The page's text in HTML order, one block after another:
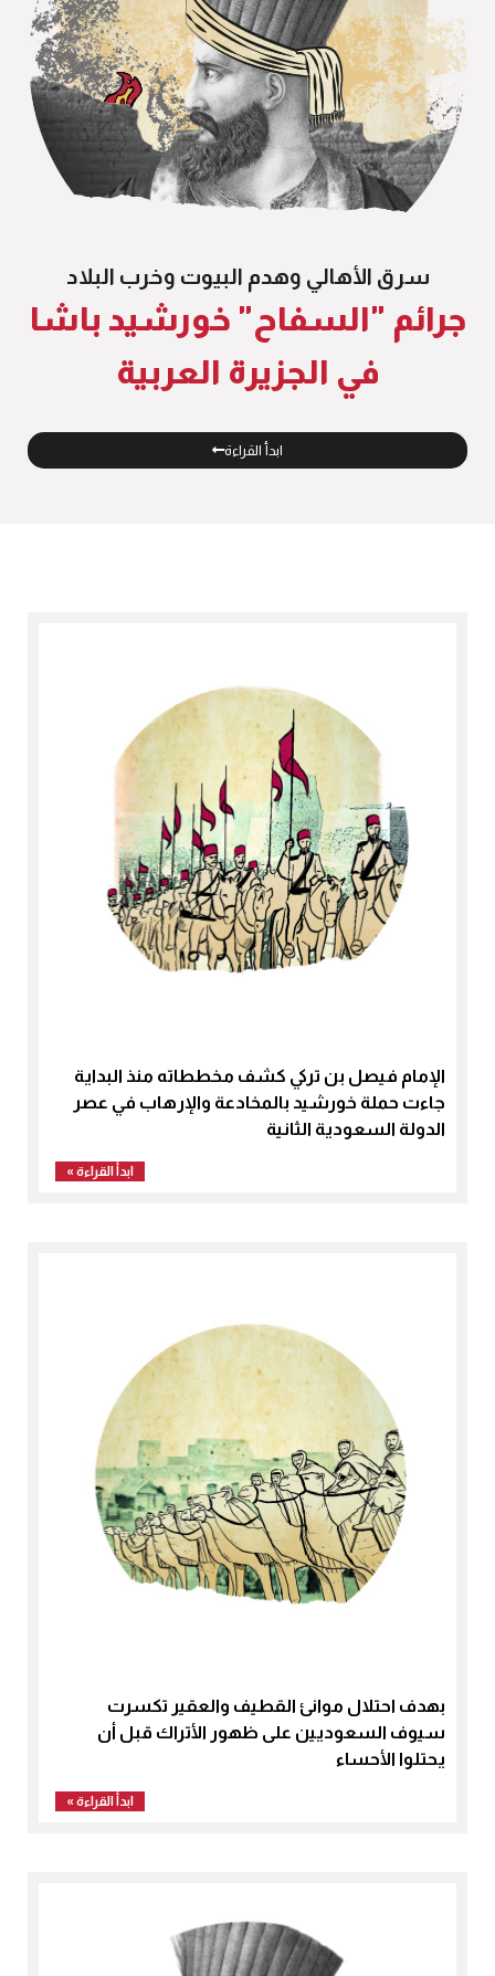
سرق الأهالي وهدم البيوت وخرب البلاد
جرائم "السفاح" خورشيد باشا
في الجزيرة العربية
ابدأ القراءة
الإمام فيصل بن تركي كشف مخططاته منذ البداية
جاءت حملة خورشيد بالمخادعة والإرهاب في عصر
الدولة السعودية الثانية
ابدأ القراءة »
بهدف احتلال موانئ القطيف والعقير تكسرت
سيوف السعوديين على ظهور الأتراك قبل أن
يحتلوا الأحساء
ابدأ القراءة »